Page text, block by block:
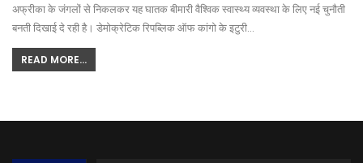
अफ्रीका के जंगलों से निकलकर यह घातक बीमारी वैश्विक स्वास्थ्य व्यवस्था के लिए नई चुनौती
बनती दिखाई दे रही है। डेमोक्रेटिक रिपब्लिक ऑफ कांगो के इटुरी…
READ MORE...